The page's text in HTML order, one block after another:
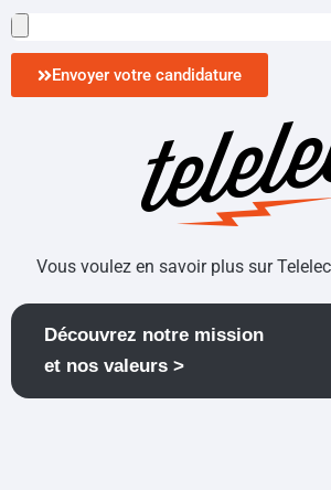
Envoyer votre candidature
Vous voulez en savoir plus sur
Découvrez notre mission
et nos valeurs >